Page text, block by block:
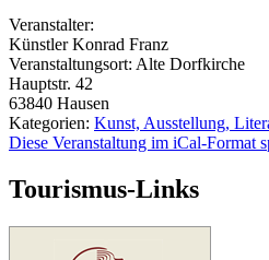
Veranstalter:
Künstler Konrad Franz
Veranstaltungsort: Alte Dorfkirche
Hauptstr. 42
63840 Hausen
Kategorien: Kunst, Ausstellung,
Diese Veranstaltung im iCal-Format
Tourismus-Links